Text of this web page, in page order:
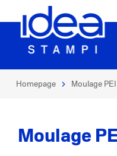
Homepage Moulage PEI
Moulage